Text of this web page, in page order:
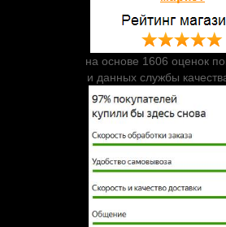
на основе 1606 оценок
и данных службы